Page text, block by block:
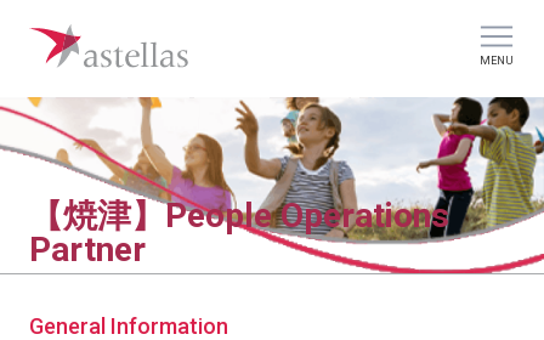
MENU
【焼津】People Operations
Partner
General Information